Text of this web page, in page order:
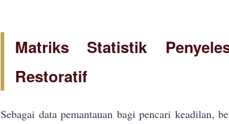
Matriks Statistik
Restoratif
Sebagai data pemantauan bagi pencari keadilan,